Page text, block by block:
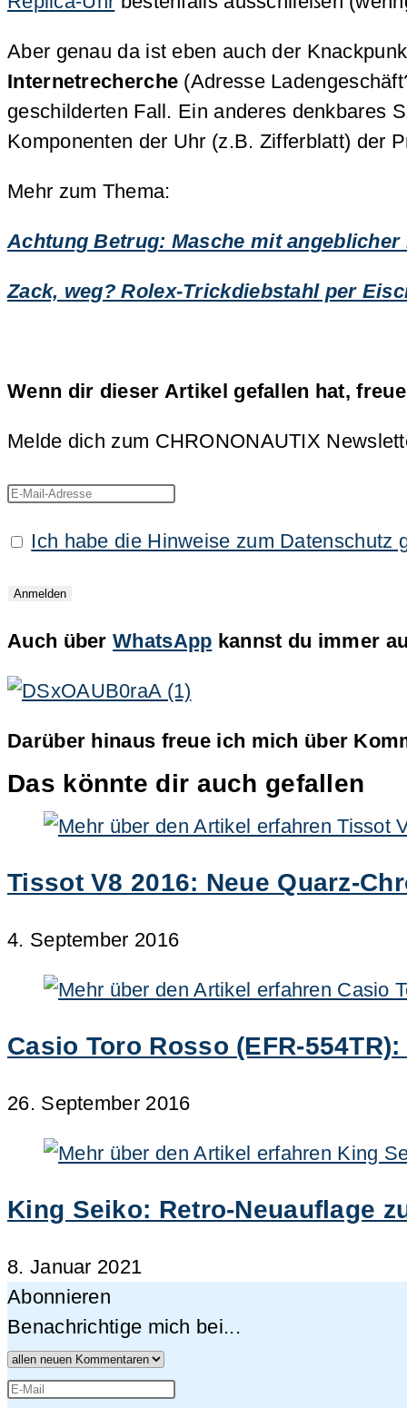
Aber genau da ist eben auch der
Internetrecherche (Adresse
geschilderten Fall. Ein anderes denkbares
Komponenten der Uhr (z.B. Zifferblatt) der
Mehr zum Thema:
Achtung Betrug: Masche mit
Zack, weg? Rolex-Trickdiebstahl per
Wenn dir dieser Artikel gefallen hat,
Melde dich zum CHRONONAUTIX
Ich habe die Hinweise zum Datenschutz
Auch überWhatsApp kannst du immer
Darüber hinaus freue ich mich über
Das könnte dir auch gefallen
Tissot V8 2016: Neue Quarz-
4. September 2016
Casio Toro Rosso (EFR-
26. September 2016
King Seiko: Retro-Neuauflage
8. Januar 2021
Abonnieren
Benachrichtige mich bei...